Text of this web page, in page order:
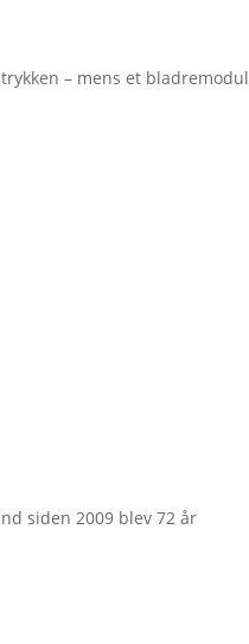
– mens et bladremodul
siden 2009 blev 72 år